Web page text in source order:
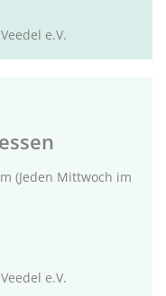
e.V.
(Jeden Mittwoch im
e.V.